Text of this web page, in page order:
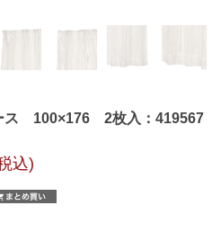
ス 100×176 2枚入：419567
込)